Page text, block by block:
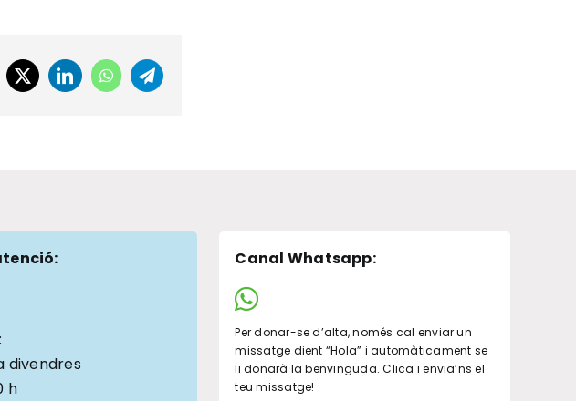
X LinkedInWhatsAppTelegram
divendres
h
Canal Whatsapp:
Per donar-se d’alta, només cal enviar un
missatge dient “Hola” i automàticament se
li donarà la benvinguda. Clica i envia’ns el
teu missatge!